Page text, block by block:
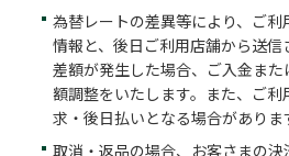
為替レートの差異等により、ご
情報と、後日ご利用店舗から送
差額が発生した場合、ご入金ま
額調整をいたします。また、ご
求・後日払いとなる場合がありま
取消・返品の場合、お客さまの